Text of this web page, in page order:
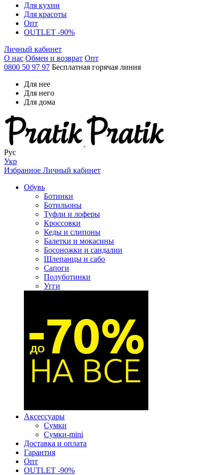
Для кухни
Для красоты
Опт
OUTLET -90%
Личный кабинет
О нас Обмен и возврат Опт
0800 50 97 97 Бесплатная горячая линия
Для нее
Для него
Для дома
Рус
Укр
Избранное Личный кабинет
Обувь
Ботинки
Ботильоны
Туфли и лоферы
Кроссовки
Кеды и слипоны
Балетки и мокасины
Босоножки и сандалии
Шлепанцы и сабо
Сапоги
Полуботинки
Угги
Аксессуары
Сумки
Сумки-mini
Доставка и оплата
Гарантия
Опт
OUTLET -90%